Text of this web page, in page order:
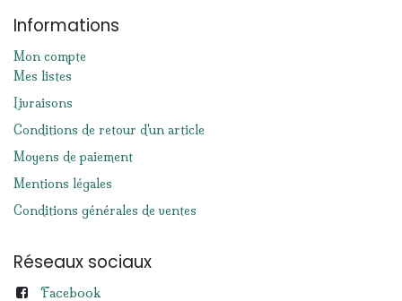
Informations
Mon compte
Mes listes
Livraisons
Conditions de retour d'un article
Moyens de paiement
Mentions légales
Conditions générales de ventes
Réseaux sociaux
Facebook